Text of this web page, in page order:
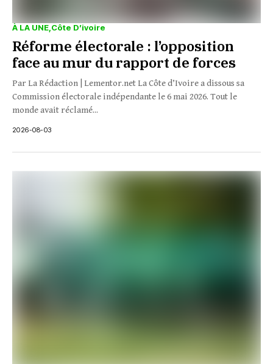
À LA UNE Côte D’ivoire
Réforme électorale : l’opposition
face au mur du rapport de forces
Par La Rédaction | Lementor.net La Côte d’Ivoire a dissous sa
Commission électorale indépendante le 6 mai 2026. Tout le
monde avait réclamé...
2026-08-03